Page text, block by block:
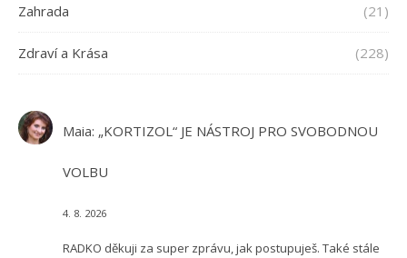
Zahrada (21)
Zdraví a Krása (228)
Maia: „KORTIZOL“ JE NÁSTROJ PRO SVOBODNOU
VOLBU
4. 8. 2026
RADKO děkuji za super zprávu, jak postupuješ. Také stále